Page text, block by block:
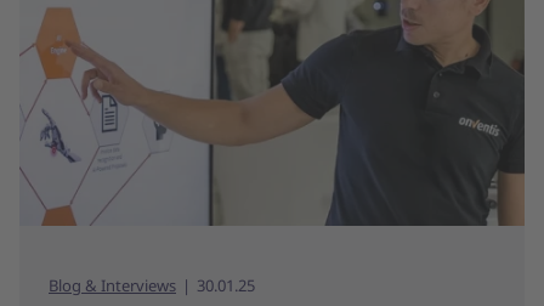
Blog & Interviews 30.01.25